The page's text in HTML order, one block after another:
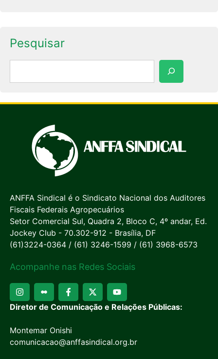
Pesquisar
ANFFA Sindical é o Sindicato Nacional dos Auditores
Fiscais Federais Agropecuários
Setor Comercial Sul, Quadra 2, Bloco C, 4º andar, Ed.
Jockey Club - 70.302-912 - Brasília, DF
(61)3224-0364 / (61) 3246-1599 / (61) 3968-6573
Acompanhe nas Redes Sociais
Diretor de Comunicação e Relações Públicas:
Montemar Onishi
comunicacao@anffasindical.org.br